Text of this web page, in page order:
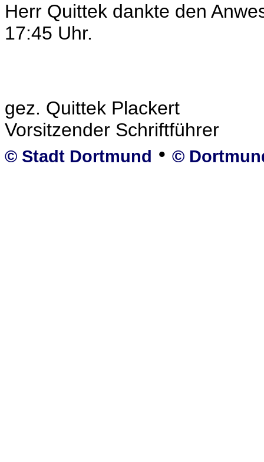
Herr Quittek dankte den
17:45 Uhr.
gez. Quittek Plackert
Vorsitzender Schriftführer
© Stadt Dortmund • ©